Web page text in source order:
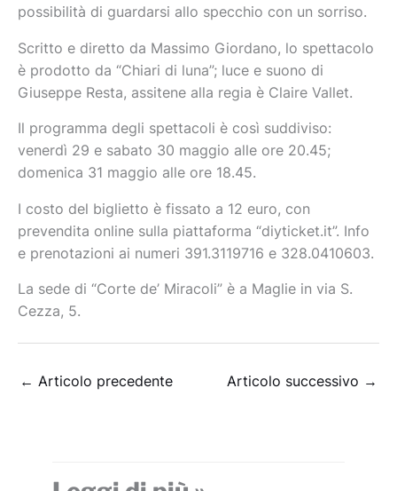
possibilità di guardarsi allo specchio con un sorriso.
Scritto e diretto da Massimo Giordano, lo spettacolo
è prodotto da “Chiari di luna”; luce e suono di
Giuseppe Resta, assitene alla regia è Claire Vallet.
Il programma degli spettacoli è così suddiviso:
venerdì 29 e sabato 30 maggio alle ore 20.45;
domenica 31 maggio alle ore 18.45.
I costo del biglietto è fissato a 12 euro, con
prevendita online sulla piattaforma “diyticket.it”. Info
e prenotazioni ai numeri 391.3119716 e 328.0410603.
La sede di “Corte de’ Miracoli” è a Maglie in via S.
Cezza, 5.
← Articolo precedente Articolo successivo →